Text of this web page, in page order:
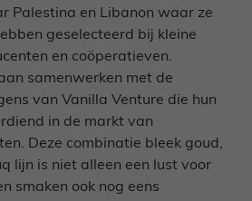
Palestina en Libanon waar ze
geselecteerd bij kleine
en coöperatieven.
samenwerken met de
van Vanilla Venture die hun
in de markt van
Deze combinatie bleek goud,
lijn is niet alleen een lust voor
smaken ook nog eens